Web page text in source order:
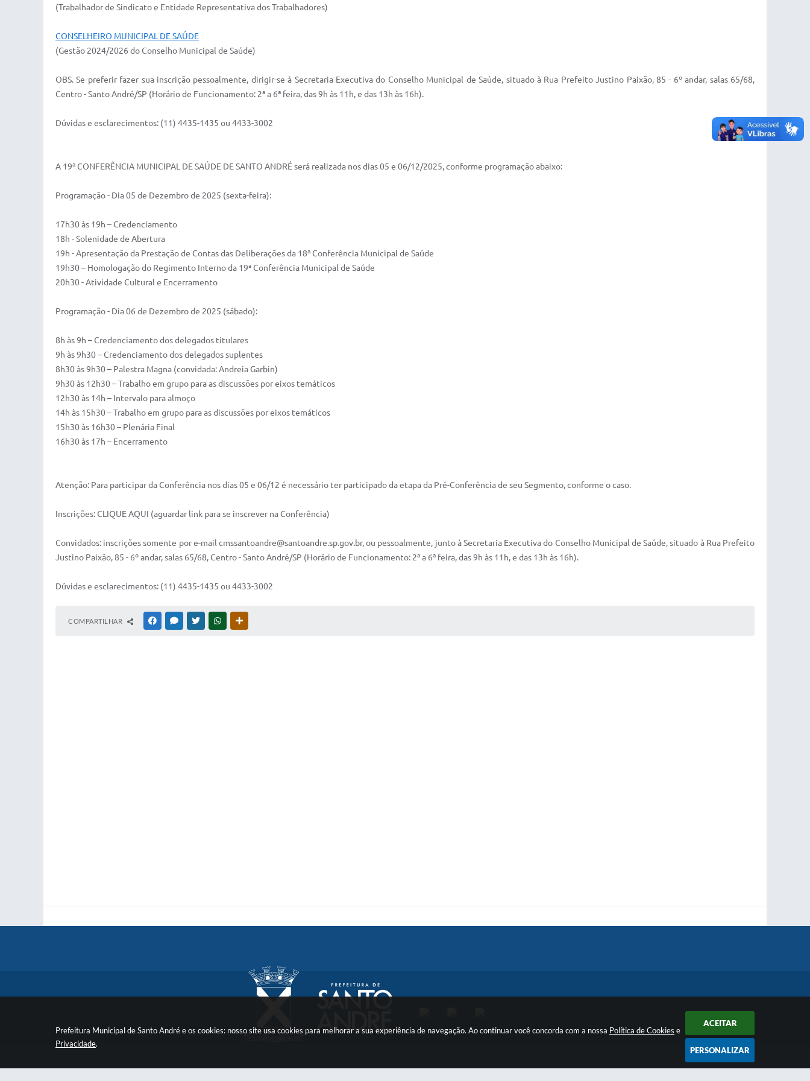
Prefeitura Municipal de Santo André e os cookies: nosso site usa cookies para melhorar a sua experiência de navegação. Ao continuar você concorda com a nossa Política de Cookies e
Privacidade.
ACEITAR
PERSONALIZAR
(Trabalhador de Sindicato e Entidade Representativa dos Trabalhadores​)
CONSELHEIRO MUNICIPAL DE SAÚDE
(Gestão 2024/2026 do Conselho Municipal de Saúde)
OBS. Se preferir fazer sua inscrição pessoalmente, dirigir-se à Secretaria Executiva do Conselho Municipal de Saúde, situado à Rua Prefeito Justino Paixão, 85 - 6º andar, salas 65/68,
Centro - Santo André/SP (Horário de Funcionamento: 2ª a 6ª feira, das 9h às 11h, e das 13h às 16h).
Dúvidas e esclarecimentos: (11) 4435-1435 ou 4433-3002
A 19ª CONFERÊNCIA MUNICIPAL DE SAÚDE DE SANTO ANDRÉ será realizada nos dias 05 e 06/12/2025, conforme programação abaixo:
Programação - Dia 05 de Dezembro de 2025 (sexta-feira):
17h30 às 19h – Credenciamento
18h - Solenidade de Abertura
19h - Apresentação da Prestação de Contas das Deliberações da 18ª Conferência Municipal de Saúde
19h30 – Homologação do Regimento Interno da 19ª Conferência Municipal de Saúde
20h30 - Atividade Cultural e Encerramento
Programação - Dia 06 de Dezembro de 2025 (sábado):
8h às 9h – Credenciamento dos delegados titulares
9h às 9h30 – Credenciamento dos delegados suplentes
8h30 às 9h30 – Palestra Magna (convidada: Andreia Garbin)
9h30 às 12h30 – Trabalho em grupo para as discussões por eixos temáticos
12h30 às 14h – Intervalo para almoço
14h às 15h30 – Trabalho em grupo para as discussões por eixos temáticos
15h30 às 16h30 – Plenária Final
16h30 às 17h – Encerramento
Atenção: Para participar da Conferência nos dias 05 e 06/12 é necessário ter participado da etapa da Pré-Conferência de seu Segmento, conforme o caso.
Inscrições: CLIQUE AQUI (aguardar link para se inscrever na Conferência)
Convidados: inscrições somente por e-mail cmssantoandre@santoandre.sp.gov.br, ou pessoalmente, junto à Secretaria Executiva do Conselho Municipal de Saúde, situado à Rua Prefeito
Justino Paixão, 85 - 6º andar, salas 65/68, Centro - Santo André/SP (Horário de Funcionamento: 2ª a 6ª feira, das 9h às 11h, e das 13h às 16h).
Dúvidas e esclarecimentos: (11) 4435-1435 ou 4433-3002
COMPARTILHAR FACEBOOKMESSENGER
TWITTERWHATSAPP